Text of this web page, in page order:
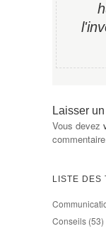
Laisser
Vous devez
LISTE DES
Conseils (53)